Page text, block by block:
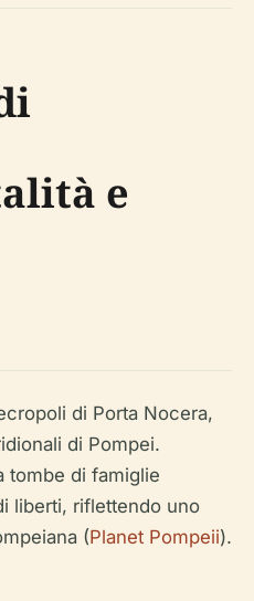
e
di Porta Nocera,
di Pompei.
tombe di famiglie
liberti, riflettendo uno
(Planet Pompeii).